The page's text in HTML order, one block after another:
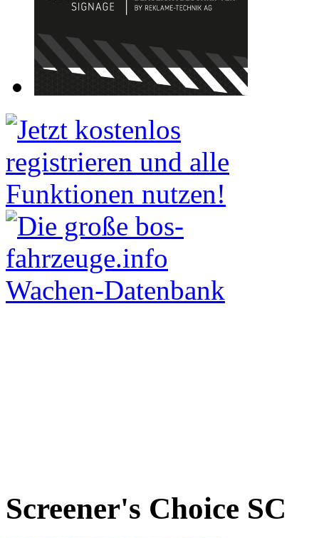
Screener's Choice SC